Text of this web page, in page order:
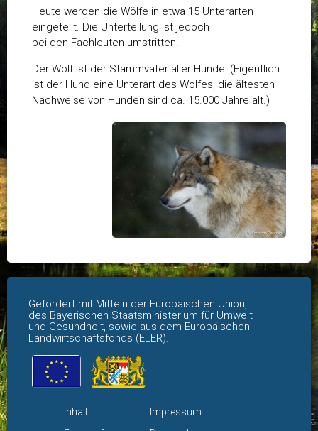
Heute werden die Wölfe in etwa 15 Unterarten
eingeteilt. Die Unterteilung ist jedoch
bei den Fachleuten umstritten.
Der Wolf ist der Stammvater aller Hunde! (Eigentlich
ist der Hund eine Unterart des Wolfes, die ältesten
Nachweise von Hunden sind ca. 15.000 Jahre alt.)
Gefördert mit Mitteln der Europäischen Union,
des Bayerischen Staatsministerium für Umwelt
und Gesundheit, sowie aus dem Europäischen
Landwirtschaftsfonds (ELER).
Navigation
Inhalt
Navigation
überspringen
Impressum